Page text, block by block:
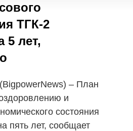
ТГК-2
5 лет,
– План
и
состояния
пять лет, сообщает